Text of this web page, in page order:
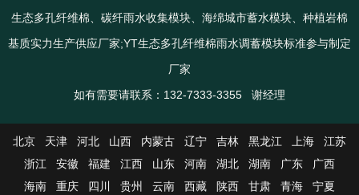
生态多孔纤维棉、碳纤雨水收集模块、海绵城市蓄水模块、种植岩棉
基质实力生产供应厂家;YT生态多孔纤维棉雨水调蓄模块标准参与制定
厂家
如有需要请联系：132-7333-3355 谢经理
北京 天津 河北 山西 内蒙古 辽宁 吉林 黑龙江 上海
江苏
浙江
安徽 福建 江西 山东 河南 湖北 湖南 广东
广西
海南
重庆 四川 贵州 云南 西藏 陕西 甘肃 青海 宁夏